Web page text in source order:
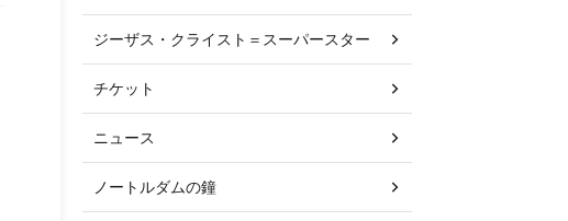
ジーザス・クライスト＝スーパースター
チケット
ニュース
ノートルダムの鐘